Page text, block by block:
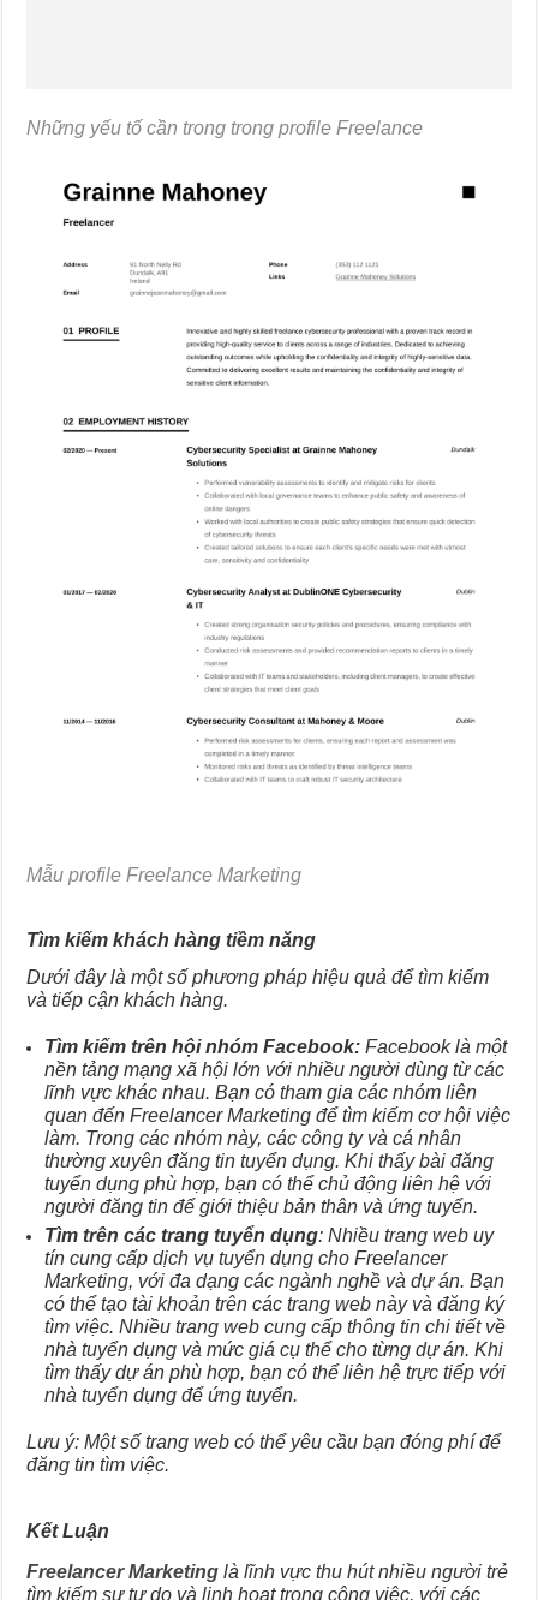
Những yếu tố cần trong trong profile Freelance
Mẫu profile Freelance Marketing
Tìm kiếm khách hàng tiềm năng
Dưới đây là một số phương pháp hiệu quả để tìm kiếm
và tiếp cận khách hàng.
Tìm kiếm trên hội nhóm Facebook:Facebook là một
nền tảng mạng xã hội lớn với nhiều người dùng từ các
lĩnh vực khác nhau. Bạn có tham gia các nhóm liên
quan đến Freelancer Marketing để tìm kiếm cơ hội việc
làm. Trong các nhóm này, các công ty và cá nhân
thường xuyên đăng tin tuyển dụng. Khi thấy bài đăng
tuyển dụng phù hợp, bạn có thể chủ động liên hệ với
người đăng tin để giới thiệu bản thân và ứng tuyển.
Tìm trên các trang tuyển dụng: Nhiều trang web uy
tín cung cấp dịch vụ tuyển dụng cho Freelancer
Marketing, với đa dạng các ngành nghề và dự án. Bạn
có thể tạo tài khoản trên các trang web này và đăng ký
tìm việc. Nhiều trang web cung cấp thông tin chi tiết về
nhà tuyển dụng và mức giá cụ thể cho từng dự án. Khi
tìm thấy dự án phù hợp, bạn có thể liên hệ trực tiếp với
nhà tuyển dụng để ứng tuyển.
Lưu ý: Một số trang web có thể yêu cầu bạn đóng phí để
đăng tin tìm việc.
Kết Luận
Freelancer Marketing là lĩnh vực thu hút nhiều người trẻ
tìm kiếm sự tự do và linh hoạt trong công việc, với các